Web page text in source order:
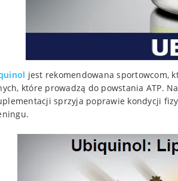
jest rekomendowana sportowcom,
które prowadzą do powstania ATP.
sprzyja poprawie kondycji